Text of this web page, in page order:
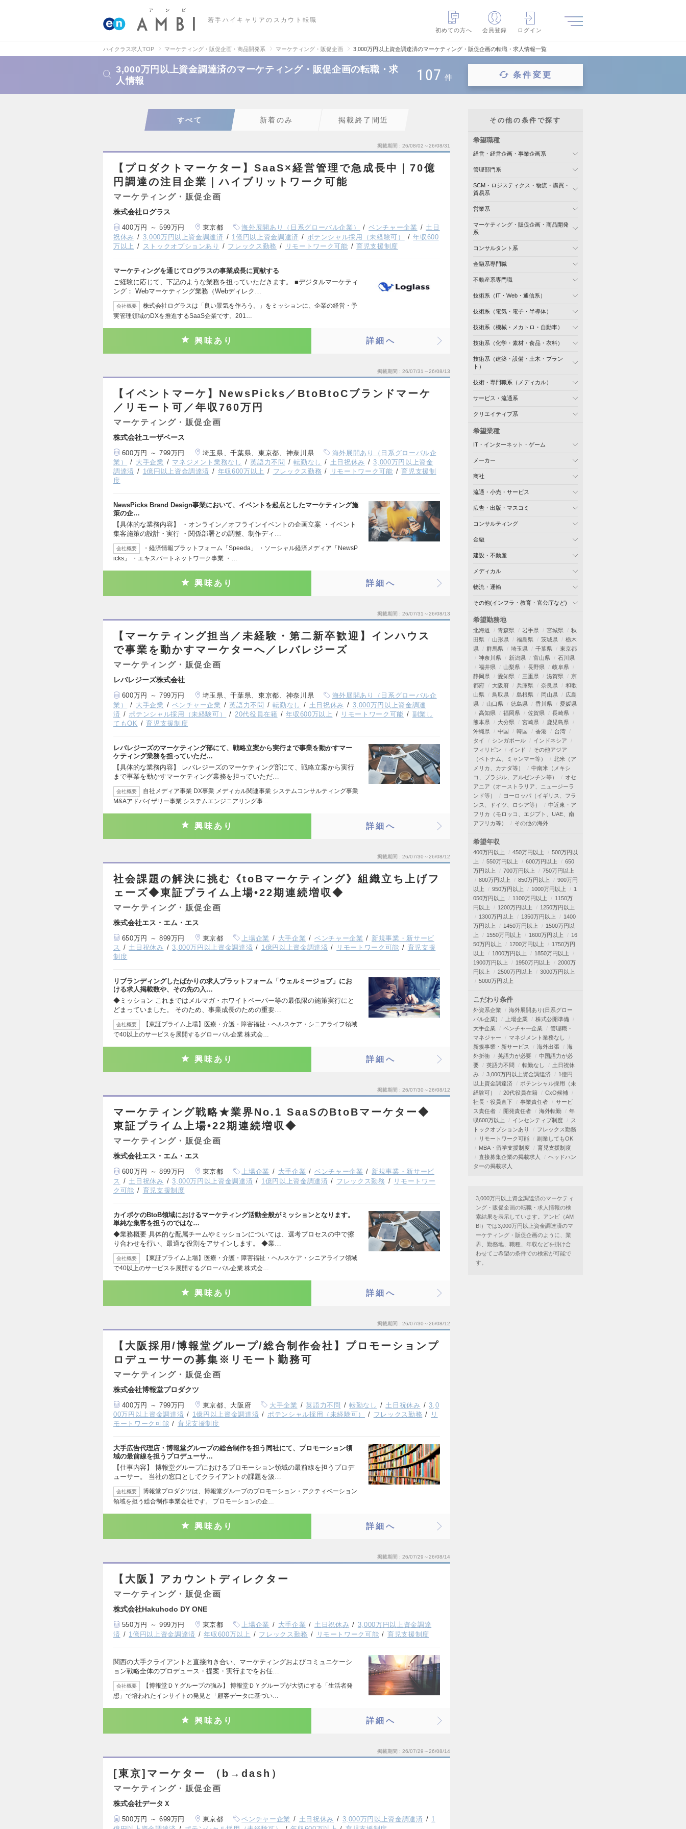
若手ハイキャリアのスカウト転職
初めての方へ
会員登録 ログイン
ハイクラス求人TOP マーケティング・販促企画・商品開発系 マーケティング・販促企画 3,000万円以上資金調達済のマーケティング・販促企画の転職・求人情報一覧
3,000万円以上資金調達済のマーケティング・販促企画の転職・求
人情報
107 件 条件変更
すべて 新着のみ 掲載終了間近
掲載期間 26/08/02～26/08/31
【プロダクトマーケター】SaaS×経営管理で急成長中｜70億
円調達の注目企業｜ハイブリットワーク可能
マーケティング・販促企画
株式会社ログラス
400万円 ～ 599万円 東京都 海外展開あり（日系グローバル企業） ベンチャー企業
土日
祝休み
3,000万円以上資金調達済 1億円以上資金調達済 ポテンシャル採用（未経験可）
年収600
万以上
ストックオプションあり フレックス勤務 リモートワーク可能 育児支援制度
マーケティングを通じてログラスの事業成長に貢献する
ご経験に応じて、下記のような業務を担っていただきます。 ■デジタルマーケティ
ング： Webマーケティング業務（Webディレク…
会社概要
株式会社ログラスは「良い景気を作ろう。」をミッションに、企業の経営・予
実管理領域のDXを推進するSaaS企業です。201…
興味あり 詳細へ
掲載期間 26/07/31～26/08/13
【イベントマーケ】NewsPicks／BtoBtoCブランドマーケ
／リモート可／年収760万円
マーケティング・販促企画
株式会社ユーザベース
600万円 ～ 799万円 埼玉県、千葉県、東京都、神奈川県
海外展開あり（日系グローバル企
業）
大手企業 マネジメント業務なし 英語力不問 転勤なし 土日祝休み
3,000万円以上資金
調達済
1億円以上資金調達済 年収600万以上 フレックス勤務 リモートワーク可能
育児支援制
度
NewsPicks Brand Design事業において、イベントを起点としたマーケティング施
策の企…
【具体的な業務内容】 ・オンライン／オフラインイベントの企画立案 ・イベント
集客施策の設計・実行 ・関係部署との調整、制作ディ…
会社概要
・経済情報プラットフォーム「Speeda」 ・ソーシャル経済メディア「NewsP
icks」 ・エキスパートネットワーク事業 ・…
興味あり 詳細へ
掲載期間 26/07/31～26/08/13
【マーケティング担当／未経験・第二新卒歓迎】インハウス
で事業を動かすマーケターへ／レバレジーズ
マーケティング・販促企画
レバレジーズ株式会社
600万円 ～ 799万円 埼玉県、千葉県、東京都、神奈川県
海外展開あり（日系グローバル企
業）
大手企業 ベンチャー企業 英語力不問 転勤なし 土日祝休み
3,000万円以上資金調達
済
ポテンシャル採用（未経験可） 20代役員在籍 年収600万以上 リモートワーク可能
副業し
てもOK
育児支援制度
レバレジーズのマーケティング部にて、戦略立案から実行まで事業を動かすマー
ケティング業務を担っていただ…
【具体的な業務内容】 レバレジーズのマーケティング部にて、戦略立案から実行
まで事業を動かすマーケティング業務を担っていただ…
会社概要
自社メディア事業 DX事業 メディカル関連事業 システムコンサルティング事業
M&Aアドバイザリー事業 システムエンジニアリング事…
興味あり 詳細へ
掲載期間 26/07/30～26/08/12
社会課題の解決に挑む《toBマーケティング》組織立ち上げフ
ェーズ◆東証プライム上場•22期連続増収◆
マーケティング・販促企画
株式会社エス・エム・エス
650万円 ～ 899万円 東京都 上場企業 大手企業 ベンチャー企業
新規事業・新サービ
ス
土日祝休み 3,000万円以上資金調達済 1億円以上資金調達済 リモートワーク可能
育児支援
制度
リブランディングしたばかりの求人プラットフォーム「ウェルミージョブ」にお
ける求人掲載数や、その先の入…
◆ミッション これまではメルマガ・ホワイトペーパー等の最低限の施策実行にと
どまっていました。 そのため、事業成長のための重要…
会社概要
【東証プライム上場】医療・介護・障害福祉・ヘルスケア・シニアライフ領域
で40以上のサービスを展開するグローバル企業 株式会…
興味あり 詳細へ
掲載期間 26/07/30～26/08/12
マーケティング戦略★業界No.1 SaaSのBtoBマーケター◆
東証プライム上場•22期連続増収◆
マーケティング・販促企画
株式会社エス・エム・エス
600万円 ～ 899万円 東京都 上場企業 大手企業 ベンチャー企業
新規事業・新サービ
ス
土日祝休み 3,000万円以上資金調達済 1億円以上資金調達済 フレックス勤務
リモートワー
ク可能
育児支援制度
カイポケのBtoB領域におけるマーケティング活動全般がミッションとなります。
単純な集客を担うのではな…
◆業務概要 具体的な配属チームやミッションについては、選考プロセスの中で擦
り合わせを行い、最適な役割をアサインします。 ◆業…
会社概要
【東証プライム上場】医療・介護・障害福祉・ヘルスケア・シニアライフ領域
で40以上のサービスを展開するグローバル企業 株式会…
興味あり 詳細へ
掲載期間 26/07/30～26/08/12
【大阪採用/博報堂グループ/総合制作会社】プロモーションプ
ロデューサーの募集※リモート勤務可
マーケティング・販促企画
株式会社博報堂プロダクツ
400万円 ～ 799万円 東京都、大阪府 大手企業 英語力不問 転勤なし 土日祝休み
3,0
00万円以上資金調達済
1億円以上資金調達済 ポテンシャル採用（未経験可） フレックス勤務
リ
モートワーク可能
育児支援制度
大手広告代理店・博報堂グループの総合制作を担う同社にて、プロモーション領
域の最前線を担うプロデューサ…
【仕事内容】 博報堂グループにおけるプロモーション領域の最前線を担うプロデ
ューサー。 当社の窓口としてクライアントの課題を汲…
会社概要
博報堂プロダクツは、博報堂グループのプロモーション・アクティベーション
領域を担う総合制作事業会社です。 プロモーションの企…
興味あり 詳細へ
掲載期間 26/07/29～26/08/14
【大阪】アカウントディレクター
マーケティング・販促企画
株式会社Hakuhodo DY ONE
550万円 ～ 999万円 東京都 上場企業 大手企業 土日祝休み
3,000万円以上資金調達
済
1億円以上資金調達済 年収600万以上 フレックス勤務 リモートワーク可能 育児支援制度
関西の大手クライアントと直接向き合い、マーケティングおよびコミュニケーシ
ョン戦略全体のプロデュース・提案・実行までをお任…
会社概要
【博報堂ＤＹグループの強み】 博報堂ＤＹグループが大切にする「生活者発
想」で培われたインサイトの発見と「顧客データに基づい…
興味あり 詳細へ
掲載期間 26/07/29～26/08/14
[東京]マーケター （b→dash）
マーケティング・販促企画
株式会社データＸ
500万円 ～ 699万円 東京都 ベンチャー企業 土日祝休み 3,000万円以上資金調達済
1
その他の条件で探す
希望職種
経営・経営企画・事業企画系
管理部門系
SCM・ロジスティクス・物流・購買・
貿易系
営業系
マーケティング・販促企画・商品開発
系
コンサルタント系
金融系専門職
不動産系専門職
技術系（IT・Web・通信系）
技術系（電気・電子・半導体）
技術系（機械・メカトロ・自動車）
技術系（化学・素材・食品・衣料）
技術系（建築・設備・土木・プラン
ト）
技術・専門職系（メディカル）
サービス・流通系
クリエイティブ系
希望業種
IT・インターネット・ゲーム
メーカー
商社
流通・小売・サービス
広告・出版・マスコミ
コンサルティング
金融
建設・不動産
メディカル
物流・運輸
その他(インフラ・教育・官公庁など)
希望勤務地
北海道 青森県 岩手県 宮城県
秋
田県
山形県 福島県 茨城県
栃木
県
群馬県 埼玉県 千葉県
東京都
神奈川県
新潟県 富山県
石川県
福井県
山梨県 長野県
岐阜県
静岡県
愛知県 三重県 滋賀県
京
都府
大阪府 兵庫県 奈良県
和歌
山県
鳥取県 島根県 岡山県
広島
県
山口県 徳島県 香川県
愛媛県
高知県
福岡県 佐賀県
長崎県
熊本県
大分県 宮崎県
鹿児島県
沖縄県
中国 韓国 香港
台湾
タイ
シンガポール
インドネシア
フィリピン
インド
その他アジア
（ベトナム、ミャンマー等）
北米（ア
メリカ、カナダ等）
中南米（メキシ
コ、ブラジル、アルゼンチン等）
オセ
アニア（オーストラリア、ニュージーラ
ンド等）
ヨーロッパ（イギリス、フラ
ンス、ドイツ、ロシア等）
中近東・ア
フリカ（モロッコ、エジプト、UAE、南
アフリカ等）
その他の海外
希望年収
400万円以上 450万円以上
500万円以
上
550万円以上 600万円以上
650
万円以上
700万円以上
750万円以上
800万円以上
850万円以上
900万円
以上
950万円以上 1000万円以上
1
050万円以上
1100万円以上
1150万
円以上
1200万円以上
1250万円以上
1300万円以上
1350万円以上
1400
万円以上
1450万円以上
1500万円以
上
1550万円以上 1600万円以上
16
50万円以上
1700万円以上
1750万円
以上
1800万円以上
1850万円以上
1900万円以上
1950万円以上
2000万
円以上
2500万円以上
3000万円以上
5000万円以上
こだわり条件
外資系企業
海外展開あり(日系グロー
バル企業)
上場企業
株式公開準備
大手企業
ベンチャー企業
管理職・
マネジャー
マネジメント業務なし
新規事業・新サービス
海外出張
海
外折衝
英語力が必要
中国語力が必
要
英語力不問 転勤なし
土日祝休
み
3,000万円以上資金調達済
1億円
以上資金調達済
ポテンシャル採用（未
経験可）
20代役員在籍
CxO候補
社長・役員直下
事業責任者
サービ
ス責任者
開発責任者 海外転勤
年
収600万以上
インセンティブ制度
ス
トックオプションあり
フレックス勤務
リモートワーク可能
副業してもOK
MBA・留学支援制度
育児支援制度
直接募集企業の掲載求人
ヘッドハン
ターの掲載求人
3,000万円以上資金調達済のマーケティ
ング・販促企画の転職・求人情報の検
索結果を表示しています。アンビ（AM
BI）では3,000万円以上資金調達済のマ
ーケティング・販促企画のように、業
界、勤務地、職種、年収などを掛け合
わせてご希望の条件での検索が可能で
す。